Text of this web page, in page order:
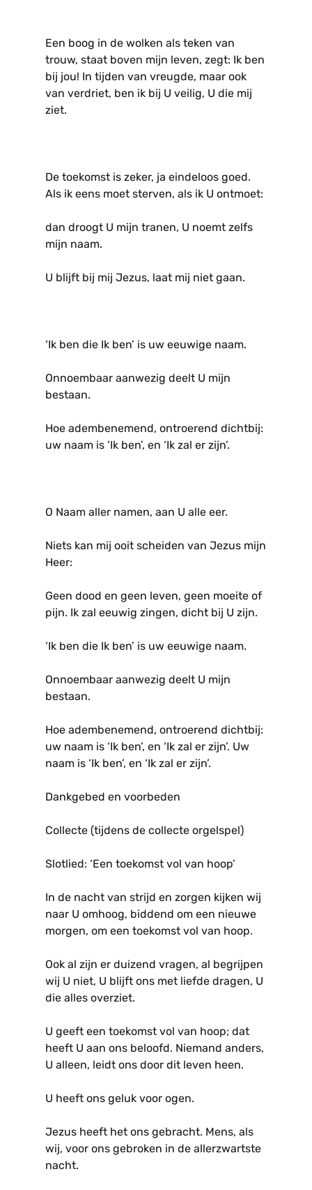
Een boog in de wolken als teken van
trouw, staat boven mijn leven, zegt: Ik ben
bij jou! In tijden van vreugde, maar ook
van verdriet, ben ik bij U veilig, U die mij
ziet.
De toekomst is zeker, ja eindeloos goed.
Als ik eens moet sterven, als ik U ontmoet:
dan droogt U mijn tranen, U noemt zelfs
mijn naam.
U blijft bij mij Jezus, laat mij niet gaan.
‘Ik ben die Ik ben’ is uw eeuwige naam.
Onnoembaar aanwezig deelt U mijn
bestaan.
Hoe adembenemend, ontroerend dichtbij:
uw naam is ‘Ik ben’, en ‘Ik zal er zijn’.
O Naam aller namen, aan U alle eer.
Niets kan mij ooit scheiden van Jezus mijn
Heer:
Geen dood en geen leven, geen moeite of
pijn. Ik zal eeuwig zingen, dicht bij U zijn.
‘Ik ben die Ik ben’ is uw eeuwige naam.
Onnoembaar aanwezig deelt U mijn
bestaan.
Hoe adembenemend, ontroerend dichtbij:
uw naam is ‘Ik ben’, en ‘Ik zal er zijn’. Uw
naam is ‘Ik ben’, en ‘Ik zal er zijn’.
Dankgebed en voorbeden
Collecte (tijdens de collecte orgelspel)
Slotlied: ‘Een toekomst vol van hoop’
In de nacht van strijd en zorgen kijken wij
naar U omhoog, biddend om een nieuwe
morgen, om een toekomst vol van hoop.
Ook al zijn er duizend vragen, al begrijpen
wij U niet, U blijft ons met liefde dragen, U
die alles overziet.
U geeft een toekomst vol van hoop; dat
heeft U aan ons beloofd. Niemand anders,
U alleen, leidt ons door dit leven heen.
U heeft ons geluk voor ogen.
Jezus heeft het ons gebracht. Mens, als
wij, voor ons gebroken in de allerzwartste
nacht.